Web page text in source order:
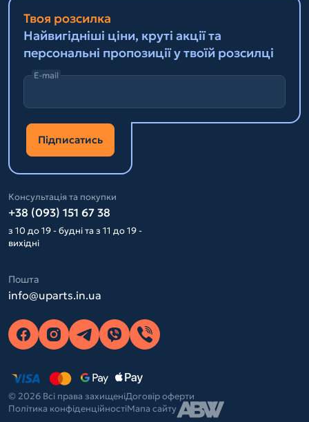
Твоя розсилка
Найвигідніші ціни, круті акції та
персональні пропозиції у твоїй розсилці
E-mail
Підписатись
Консультація та покупки
+38 (093) 151 67 38
з 10 до 19 - будні та з 11 до 19 -
вихідні
Пошта
info@uparts.in.ua
© 2026 Всі права захищеніДоговір оферти
Політика конфіденційностіМапа сайту